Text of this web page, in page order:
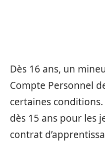
Dès 16 ans, un
Compte Personnel
certaines conditions.
dès 15 ans pour les
contrat